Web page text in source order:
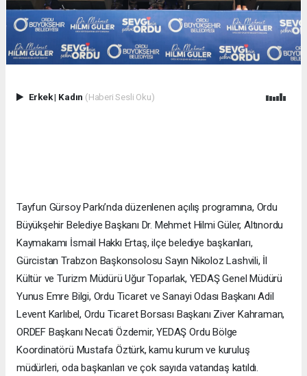
Erkek| Kadın (Haberi Sesli Oku)
Tayfun Gürsoy Parkı’nda düzenlenen açılış programına, Ordu
Büyükşehir Belediye Başkanı Dr. Mehmet Hilmi Güler, Altınordu
Kaymakamı İsmail Hakkı Ertaş, ilçe belediye başkanları,
Gürcistan Trabzon Başkonsolosu Sayın Nikoloz Lashvili, İl
Kültür ve Turizm Müdürü Uğur Toparlak, YEDAŞ Genel Müdürü
Yunus Emre Bilgi, Ordu Ticaret ve Sanayi Odası Başkanı Adil
Levent Karlıbel, Ordu Ticaret Borsası Başkanı Ziver Kahraman,
ORDEF Başkanı Necati Özdemir, YEDAŞ Ordu Bölge
Koordinatörü Mustafa Öztürk, kamu kurum ve kuruluş
müdürleri, oda başkanları ve çok sayıda vatandaş katıldı.